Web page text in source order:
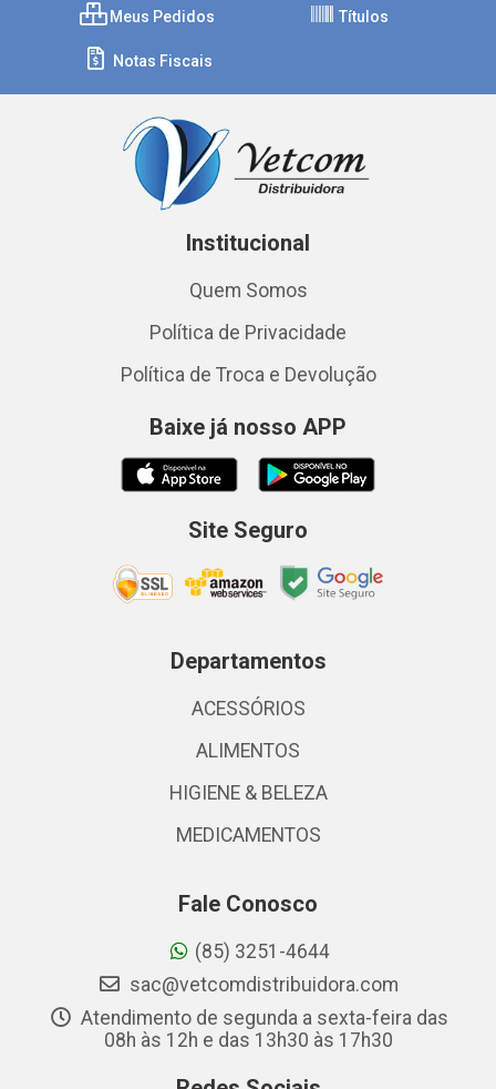
Meus Pedidos Títulos
Notas Fiscais
Institucional
Quem Somos
Política de Privacidade
Política de Troca e Devolução
Baixe já nosso APP
Site Seguro
Departamentos
ACESSÓRIOS
ALIMENTOS
HIGIENE & BELEZA
MEDICAMENTOS
Fale Conosco
(85) 3251-4644
sac@vetcomdistribuidora.com
Atendimento de segunda a sexta-feira das
08h às 12h e das 13h30 às 17h30